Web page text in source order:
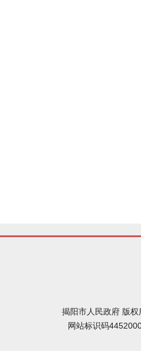
揭阳市人民政府 版
网站标识码